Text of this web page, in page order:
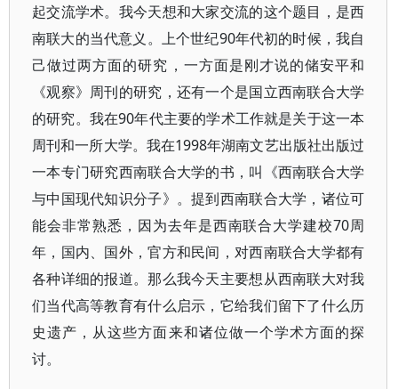
起交流学术。我今天想和大家交流的这个题目，是西
南联大的当代意义。上个世纪90年代初的时候，我自
己做过两方面的研究，一方面是刚才说的储安平和
《观察》周刊的研究，还有一个是国立西南联合大学
的研究。我在90年代主要的学术工作就是关于这一本
周刊和一所大学。我在1998年湖南文艺出版社出版过
一本专门研究西南联合大学的书，叫《西南联合大学
与中国现代知识分子》。提到西南联合大学，诸位可
能会非常熟悉，因为去年是西南联合大学建校70周
年，国内、国外，官方和民间，对西南联合大学都有
各种详细的报道。那么我今天主要想从西南联大对我
们当代高等教育有什么启示，它给我们留下了什么历
史遗产，从这些方面来和诸位做一个学术方面的探
讨。